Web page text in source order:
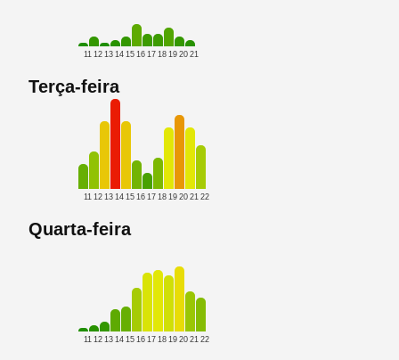
11 12 13 14 15 16 17 18 19 20 21
Terça-feira
11 12 13 14 15 16 17 18 19 20 21 22
Quarta-feira
11 12 13 14 15 16 17 18 19 20 21 22